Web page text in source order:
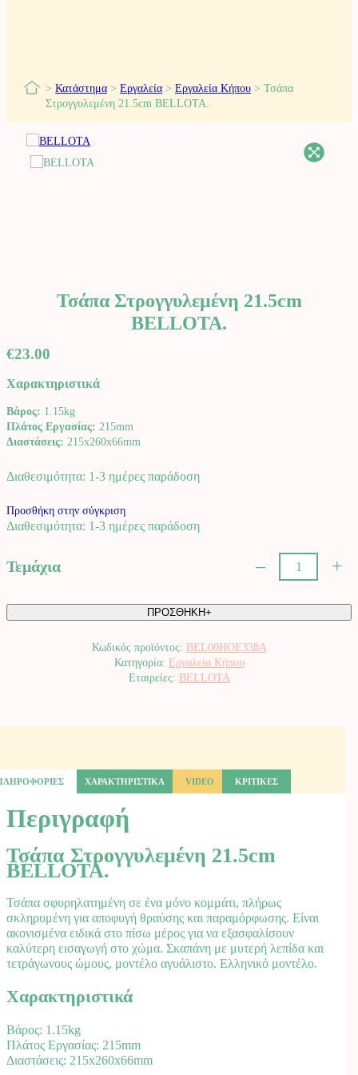
> Κατάστημα > Εργαλεία > Εργαλεία Κήπου > Τσάπα
Στρογγυλεμένη 21.5cm BELLOTA.
Τσάπα Στρογγυλεμένη 21.5cm
BELLOTA.
€23.00
Χαρακτηριστικά
Βάρος: 1.15kg
Πλάτος Εργασίας: 215mm
Διαστάσεις: 215x260x66mm
Διαθεσιμότητα: 1-3 ημέρες παράδοση
Προσθήκη στην σύγκριση
Διαθεσιμότητα: 1-3 ημέρες παράδοση
Τεμάχια –
Τσάπα
21.5cm
BELLOTA.
+
ΠΡΟΣΘΗΚΗ+
Κωδικός προϊόντος: BEL00HOE338A
Κατηγορία: Εργαλεία Κήπου
BELLOTA
ΧΑΡΑΚΤΗΡΙΣΤΙΚΑ VIDEO ΚΡΙΤΙΚΕΣ
Περιγραφή
Τσάπα Στρογγυλεμένη 21.5cm
BELLOTA.
Τσάπα σφυρηλατημένη σε ένα μόνο κομμάτι, πλήρως
σκληρυμένη για αποφυγή θραύσης και παραμόρφωσης. Είναι
ακονισμένα ειδικά στο πίσω μέρος για να εξασφαλίσουν
καλύτερη εισαγωγή στο χώμα. Σκαπάνη με μυτερή λεπίδα και
τετράγωνους ώμους, μοντέλο αγυάλιστο. Ελληνικό μοντέλο.
Χαρακτηριστικά
Βάρος: 1.15kg
Πλάτος Εργασίας: 215mm
Διαστάσεις: 215x260x66mm